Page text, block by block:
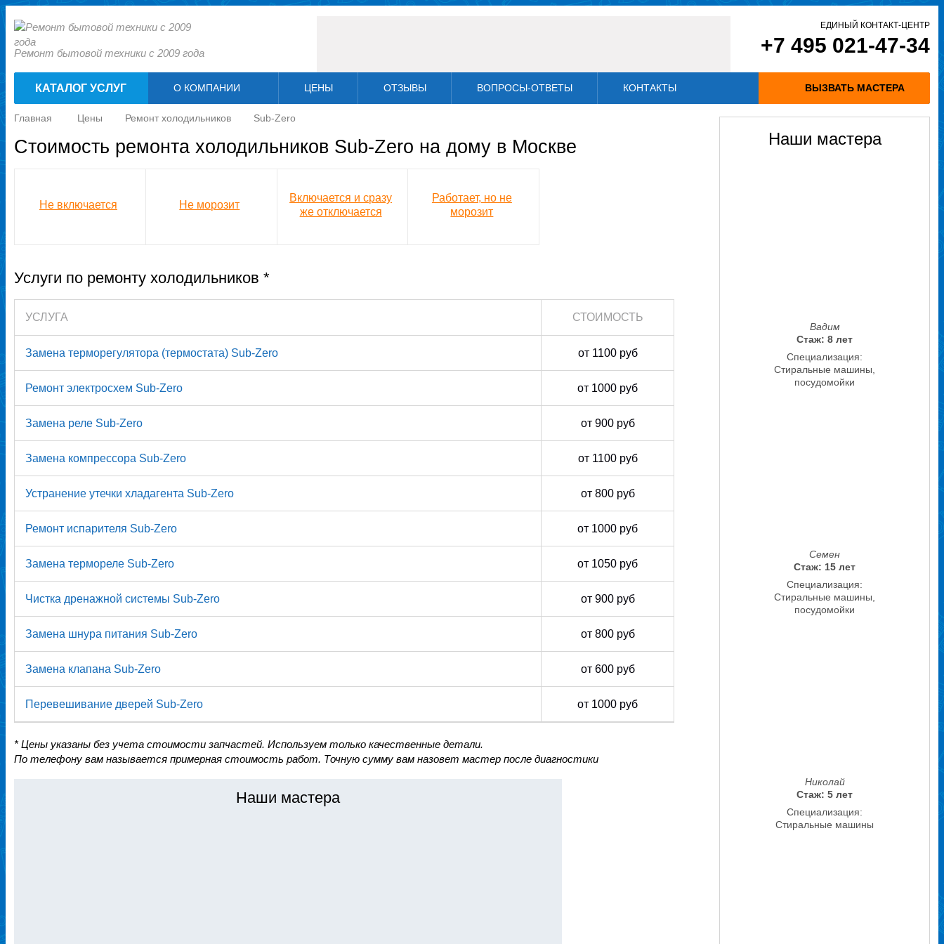
Ремонт бытовой техники с 2009 года
ЕДИНЫЙ КОНТАКТ-ЦЕНТР
+7 495 021-47-34
КАТАЛОГ УСЛУГ О КОМПАНИИ ЦЕНЫ ОТЗЫВЫ ВОПРОСЫ-ОТВЕТЫ КОНТАКТЫ ВЫЗВАТЬ МАСТЕРА
Главная Цены Ремонт холодильников Sub-Zero
Стоимость ремонта холодильников Sub-Zero на дому в Москве
Не включается Не морозит
Включается и сразу
же отключается
Работает, но не
морозит
Услуги по ремонту холодильников *
УСЛУГА СТОИМОСТЬ
Замена терморегулятора (термостата) Sub-Zero от 1100 руб
Ремонт электросхем Sub-Zero от 1000 руб
Замена реле Sub-Zero от 900 руб
Замена компрессора Sub-Zero от 1100 руб
Устранение утечки хладагента Sub-Zero от 800 руб
Ремонт испарителя Sub-Zero от 1000 руб
Замена термореле Sub-Zero от 1050 руб
Чистка дренажной системы Sub-Zero от 900 руб
Замена шнура питания Sub-Zero от 800 руб
Замена клапана Sub-Zero от 600 руб
Перевешивание дверей Sub-Zero от 1000 руб
* Цены указаны без учета стоимости запчастей. Используем только качественные детали.
По телефону вам называется примерная стоимость работ. Точную сумму вам назовет мастер после диагностики
Наши мастера
Наши мастера
Вадим
Стаж: 8 лет
Специализация:
Стиральные машины,
посудомойки
Семен
Стаж: 15 лет
Специализация:
Стиральные машины,
посудомойки
Николай
Стаж: 5 лет
Специализация:
Стиральные машины